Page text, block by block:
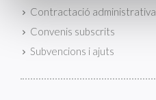
Contractació administrativa
Convenis subscrits
Subvencions i ajuts